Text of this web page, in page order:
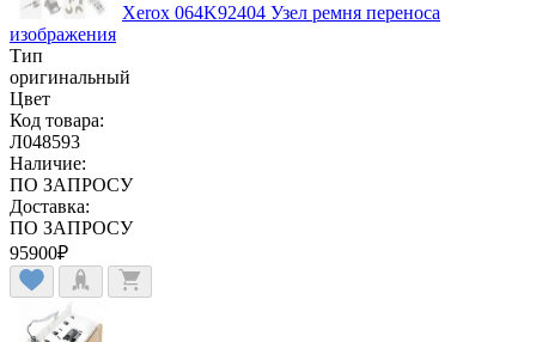
Xerox 064K92404 Узел ремня переноса
изображения
Тип
оригинальный
Цвет
Код товара:
Л048593
Наличие:
ПО ЗАПРОСУ
Доставка:
ПО ЗАПРОСУ
95900₽